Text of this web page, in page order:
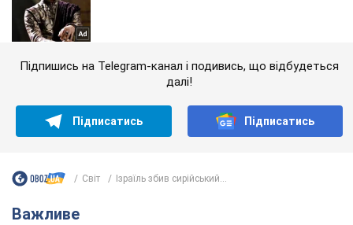
Підпишись на Telegram-канал і подивись, що відбудеться
далі!
Підписатись Підписатись
Світ Ізраїль збив сирійський...
Важливе